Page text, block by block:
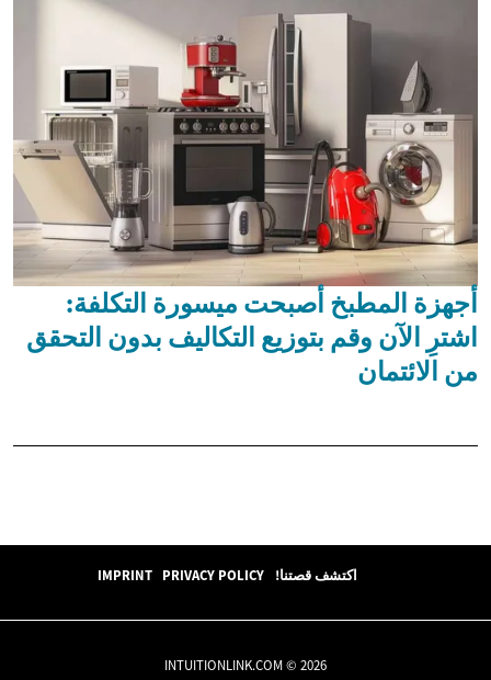
أجهزة المطبخ أصبحت ميسورة التكلفة:
اشترِ الآن وقم بتوزيع التكاليف بدون التحقق
من الائتمان
اكتشف قصتنا! PRIVACY POLICY
IMPRINT
INTUITIONLINK.COM © 2026